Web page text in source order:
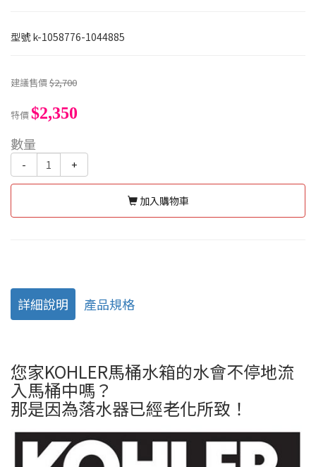
型號k-1058776-1044885
建議售價$2,700
特價$2,350
數量
- +
加入購物車
詳細說明 產品規格
您家KOHLER馬桶水箱的水會不停地流
入馬桶中嗎？
那是因為落水器已經老化所致！